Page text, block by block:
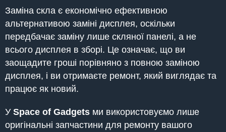
Заміна скла є економічно ефективною
альтернативою заміні дисплея, оскільки
передбачає заміну лише скляної панелі, а не
всього дисплея в зборі. Це означає, що ви
заощадите гроші порівняно з повною заміною
дисплея, і ви отримаєте ремонт, який виглядає та
працює як новий.
У Space of Gadgets ми використовуємо лише
оригінальні запчастини для ремонту вашого